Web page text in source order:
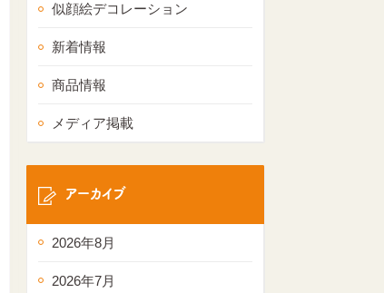
似顔絵デコレーション
新着情報
商品情報
メディア掲載
アーカイブ
2026年8月
2026年7月